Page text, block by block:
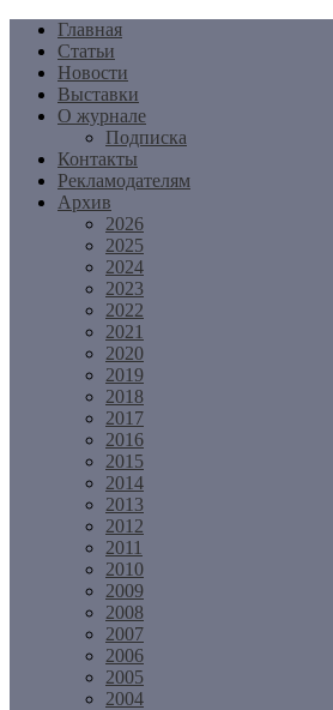
Перейти
содержимому
Главная
Статьи
Новости
Выставки
О журнале
Подписка
Контакты
Рекламодателям
Архив
2026
2025
2024
2023
2022
2021
2020
2019
2018
2017
2016
2015
2014
2013
2012
2011
2010
2009
2008
2007
2006
2005
2004